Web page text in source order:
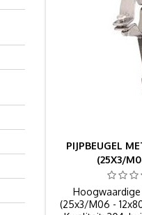
PIJPBEUGEL
(25X3/
Hoogwaardige
(25x3/M06 -